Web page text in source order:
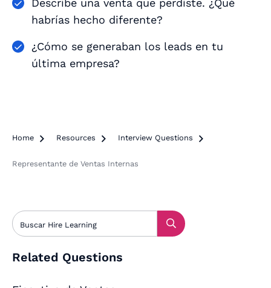
habrías hecho diferente?
¿Cómo se generaban los leads en tu
última empresa?
Home  Resources  Interview Questions 
Representante de Ventas Internas
Related Questions